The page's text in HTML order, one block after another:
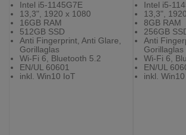
Intel i5-1145G7E
13,3", 1920 x 1080
16GB RAM
512GB SSD
Anti Fingerprint, Anti Glare,
Gorillaglas
Wi-Fi 6, Bluetooth 5.2
EN/UL 60601
inkl. Win10 IoT
Intel i5-
13,3",
8GB RAM
256GB
Anti
Gorillaglas
Wi-Fi 6,
EN/UL
inkl.